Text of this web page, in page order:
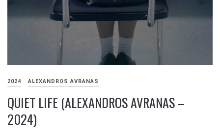
2024 ALEXANDROS AVRANAS
QUIET LIFE (ALEXANDROS AVRANAS –
2024)